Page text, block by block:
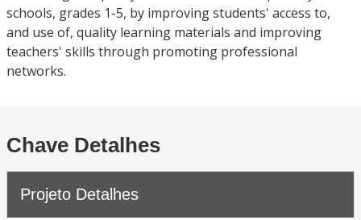
schools, grades 1-5, by improving students' access to,
and use of, quality learning materials and improving
teachers' skills through promoting professional
networks.
Chave Detalhes
Projeto Detalhes